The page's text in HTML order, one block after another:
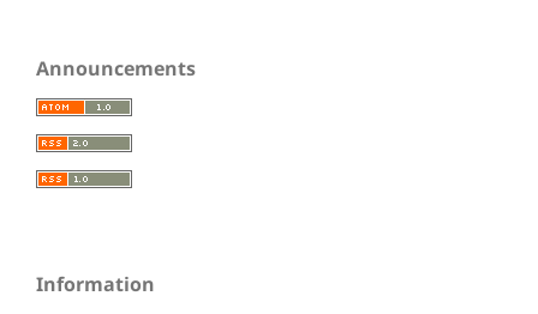
Announcements
Information